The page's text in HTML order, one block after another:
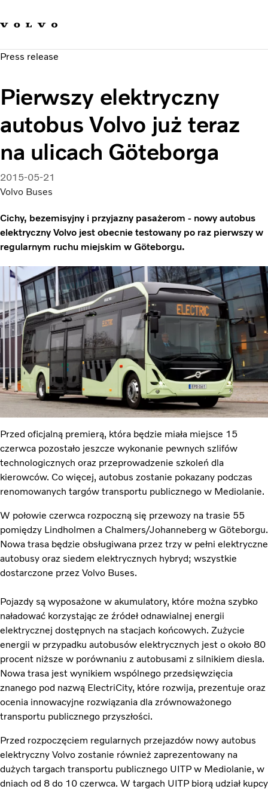
Sustainable Transportation
News & Media
Suppliers
About us
Press release
Pierwszy elektryczny
autobus Volvo już teraz
na ulicach Göteborga
2015-05-21
Volvo Buses
Cichy, bezemisyjny i przyjazny pasażerom - nowy autobus
elektryczny Volvo jest obecnie testowany po raz pierwszy w
regularnym ruchu miejskim w Göteborgu.
Przed oficjalną premierą, która będzie miała miejsce 15
czerwca pozostało jeszcze wykonanie pewnych szlifów
technologicznych oraz przeprowadzenie szkoleń dla
kierowców. Co więcej, autobus zostanie pokazany podczas
renomowanych targów transportu publicznego w Mediolanie.
W połowie czerwca rozpoczną się przewozy na trasie 55
pomiędzy Lindholmen a Chalmers/Johanneberg w Göteborgu.
Nowa trasa będzie obsługiwana przez trzy w pełni elektryczne
autobusy oraz siedem elektrycznych hybryd; wszystkie
dostarczone przez Volvo Buses.
Pojazdy są wyposażone w akumulatory, które można szybko
naładować korzystając ze źródeł odnawialnej energii
elektrycznej dostępnych na stacjach końcowych. Zużycie
energii w przypadku autobusów elektrycznych jest o około 80
procent niższe w porównaniu z autobusami z silnikiem diesla.
Nowa trasa jest wynikiem wspólnego przedsięwzięcia
znanego pod nazwą ElectriCity, które rozwija, prezentuje oraz
ocenia innowacyjne rozwiązania dla zrównoważonego
transportu publicznego przyszłości.
Przed rozpoczęciem regularnych przejazdów nowy autobus
elektryczny Volvo zostanie również zaprezentowany na
dużych targach transportu publicznego UITP w Mediolanie, w
dniach od 8 do 10 czerwca. W targach UITP biorą udział kupcy